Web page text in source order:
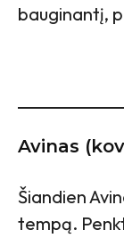
bauginantį,
Avinas
Šiandien
tempą.